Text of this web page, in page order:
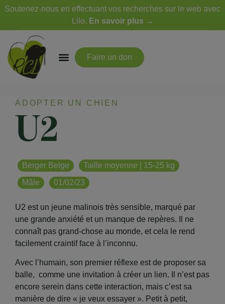
Soutenez-nous en effectuant vos recherches sur le web avec
Lilo. En savoir plus →
Faire un don
ADOPTER UN CHIEN
U2
Berger Belge
Taille moyenne | 15-25 kg
Mâle
01/02/23
U2 est un jeune malinois très sensible, marqué par
une grande anxiété et un manque de repères. Il ne
connaît pas grand-chose au monde, et cela le rend
facilement craintif face à l’inconnu.
Avec l’humain, son premier réflexe est de proposer sa
balle, comme une invitation à créer un lien. Il n’est pas
encore serein dans cette interaction, mais c’est sa
manière de dire « je veux essayer ». Petit à petit,